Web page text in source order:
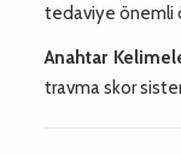
tedaviye önemli
Anahtar
travma skor